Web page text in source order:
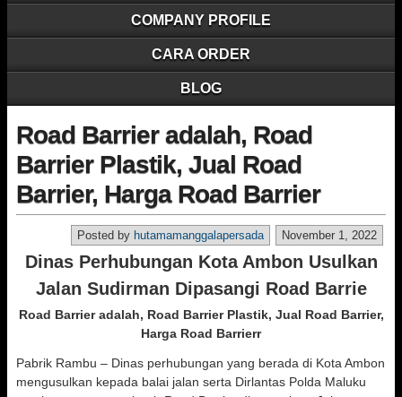
COMPANY PROFILE
CARA ORDER
BLOG
Road Barrier adalah, Road
Barrier Plastik, Jual Road
Barrier, Harga Road Barrier
November 1, 2022
Posted by hutamamanggalapersada
Dinas Perhubungan Kota Ambon Usulkan
Jalan Sudirman Dipasangi Road Barrie
Road Barrier adalah, Road Barrier Plastik, Jual Road Barrier,
Harga Road Barrierr
Pabrik Rambu – Dinas perhubungan yang berada di Kota Ambon
mengusulkan kepada balai jalan serta Dirlantas Polda Maluku